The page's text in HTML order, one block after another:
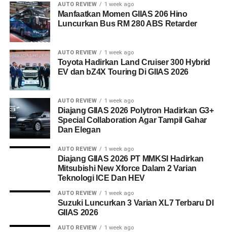
AUTO REVIEW 1 week ago
Manfaatkan Momen GIIAS 206 Hino
Luncurkan Bus RM 280 ABS Retarder
AUTO REVIEW 1 week ago
Toyota Hadirkan Land Cruiser 300 Hybrid
EV dan bZ4X Touring Di GIIAS 2026
AUTO REVIEW 1 week ago
Diajang GIIAS 2026 Polytron Hadirkan G3+
Special Collaboration Agar Tampil Gahar
Dan Elegan
AUTO REVIEW 1 week ago
Diajang GIIAS 2026 PT MMKSI Hadirkan
Mitsubishi New Xforce Dalam 2 Varian
Teknologi ICE Dan HEV
AUTO REVIEW 1 week ago
Suzuki Luncurkan 3 Varian XL7 Terbaru DI
GIIAS 2026
AUTO REVIEW 1 week ago